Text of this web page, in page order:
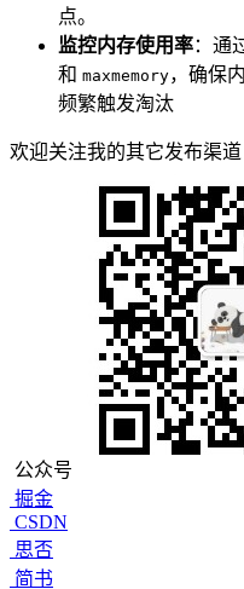
点。
监控内存使用率：通
和 maxmemory，确保
频繁触发淘汰
欢迎关注我的其它发布渠道
公众号
掘金
CSDN
思否
简书